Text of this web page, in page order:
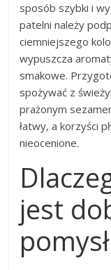
sposób szybki i
patelni należy
ciemniejszego
wypuszcza
smakowe.
spożywać z
prażonym
łatwy, a korzyści
nieocenione.
jest